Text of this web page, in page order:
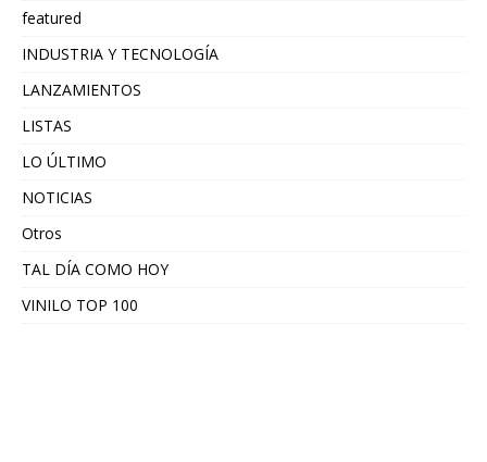
featured
INDUSTRIA Y TECNOLOGÍA
LANZAMIENTOS
LISTAS
LO ÚLTIMO
NOTICIAS
Otros
TAL DÍA COMO HOY
VINILO TOP 100